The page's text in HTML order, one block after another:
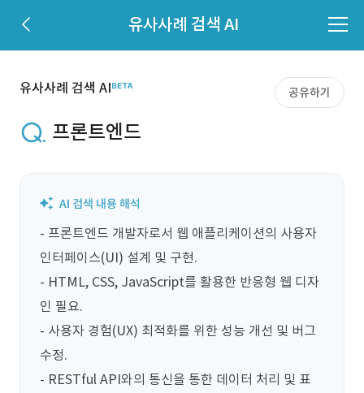
유사사례 검색 AI
유사사례 검색 AI 공유하기
프론트엔드
- 프론트엔드 개발자로서 웹 애플리케이션의 사용자
인터페이스(UI) 설계 및 구현.
- HTML, CSS, JavaScript를 활용한 반응형 웹 디자
인 필요.
- 사용자 경험(UX) 최적화를 위한 성능 개선 및 버그
수정.
- RESTful API와의 통신을 통한 데이터 처리 및 표